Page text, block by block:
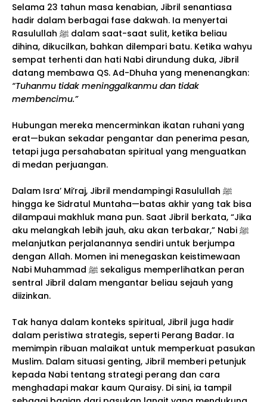
Selama 23 tahun masa kenabian, Jibril senantiasa
hadir dalam berbagai fase dakwah. Ia menyertai
Rasulullah ﷺ dalam saat-saat sulit, ketika beliau
dihina, dikucilkan, bahkan dilempari batu. Ketika wahyu
sempat terhenti dan hati Nabi dirundung duka, Jibril
datang membawa QS. Ad-Dhuha yang menenangkan:
“Tuhanmu tidak meninggalkanmu dan tidak
membencimu.”
Hubungan mereka mencerminkan ikatan ruhani yang
erat—bukan sekadar pengantar dan penerima pesan,
tetapi juga persahabatan spiritual yang menguatkan
di medan perjuangan.
Dalam Isra’ Mi’raj, Jibril mendampingi Rasulullah ﷺ
hingga ke Sidratul Muntaha—batas akhir yang tak bisa
dilampaui makhluk mana pun. Saat Jibril berkata, “Jika
aku melangkah lebih jauh, aku akan terbakar,” Nabi ﷺ
melanjutkan perjalanannya sendiri untuk berjumpa
dengan Allah. Momen ini menegaskan keistimewaan
Nabi Muhammad ﷺ sekaligus memperlihatkan peran
sentral Jibril dalam mengantar beliau sejauh yang
diizinkan.
Tak hanya dalam konteks spiritual, Jibril juga hadir
dalam peristiwa strategis, seperti Perang Badar. Ia
memimpin ribuan malaikat untuk memperkuat pasukan
Muslim. Dalam situasi genting, Jibril memberi petunjuk
kepada Nabi tentang strategi perang dan cara
menghadapi makar kaum Quraisy. Di sini, ia tampil